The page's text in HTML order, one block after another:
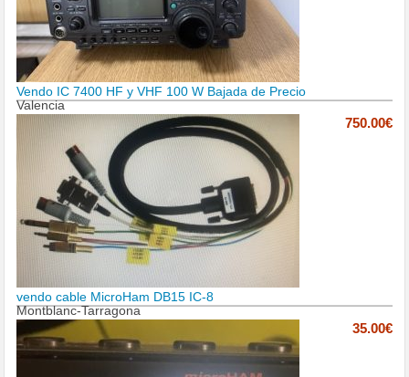
Vendo IC 7400 HF y VHF 100 W Bajada de Precio
Valencia
750.00€
vendo cable MicroHam DB15 IC-8
Montblanc-Tarragona
35.00€